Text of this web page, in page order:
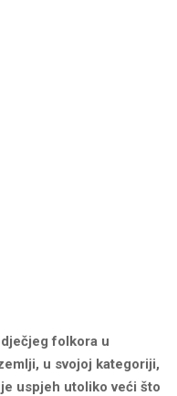
folkora u
u svojoj kategoriji,
uspjeh utoliko veći što